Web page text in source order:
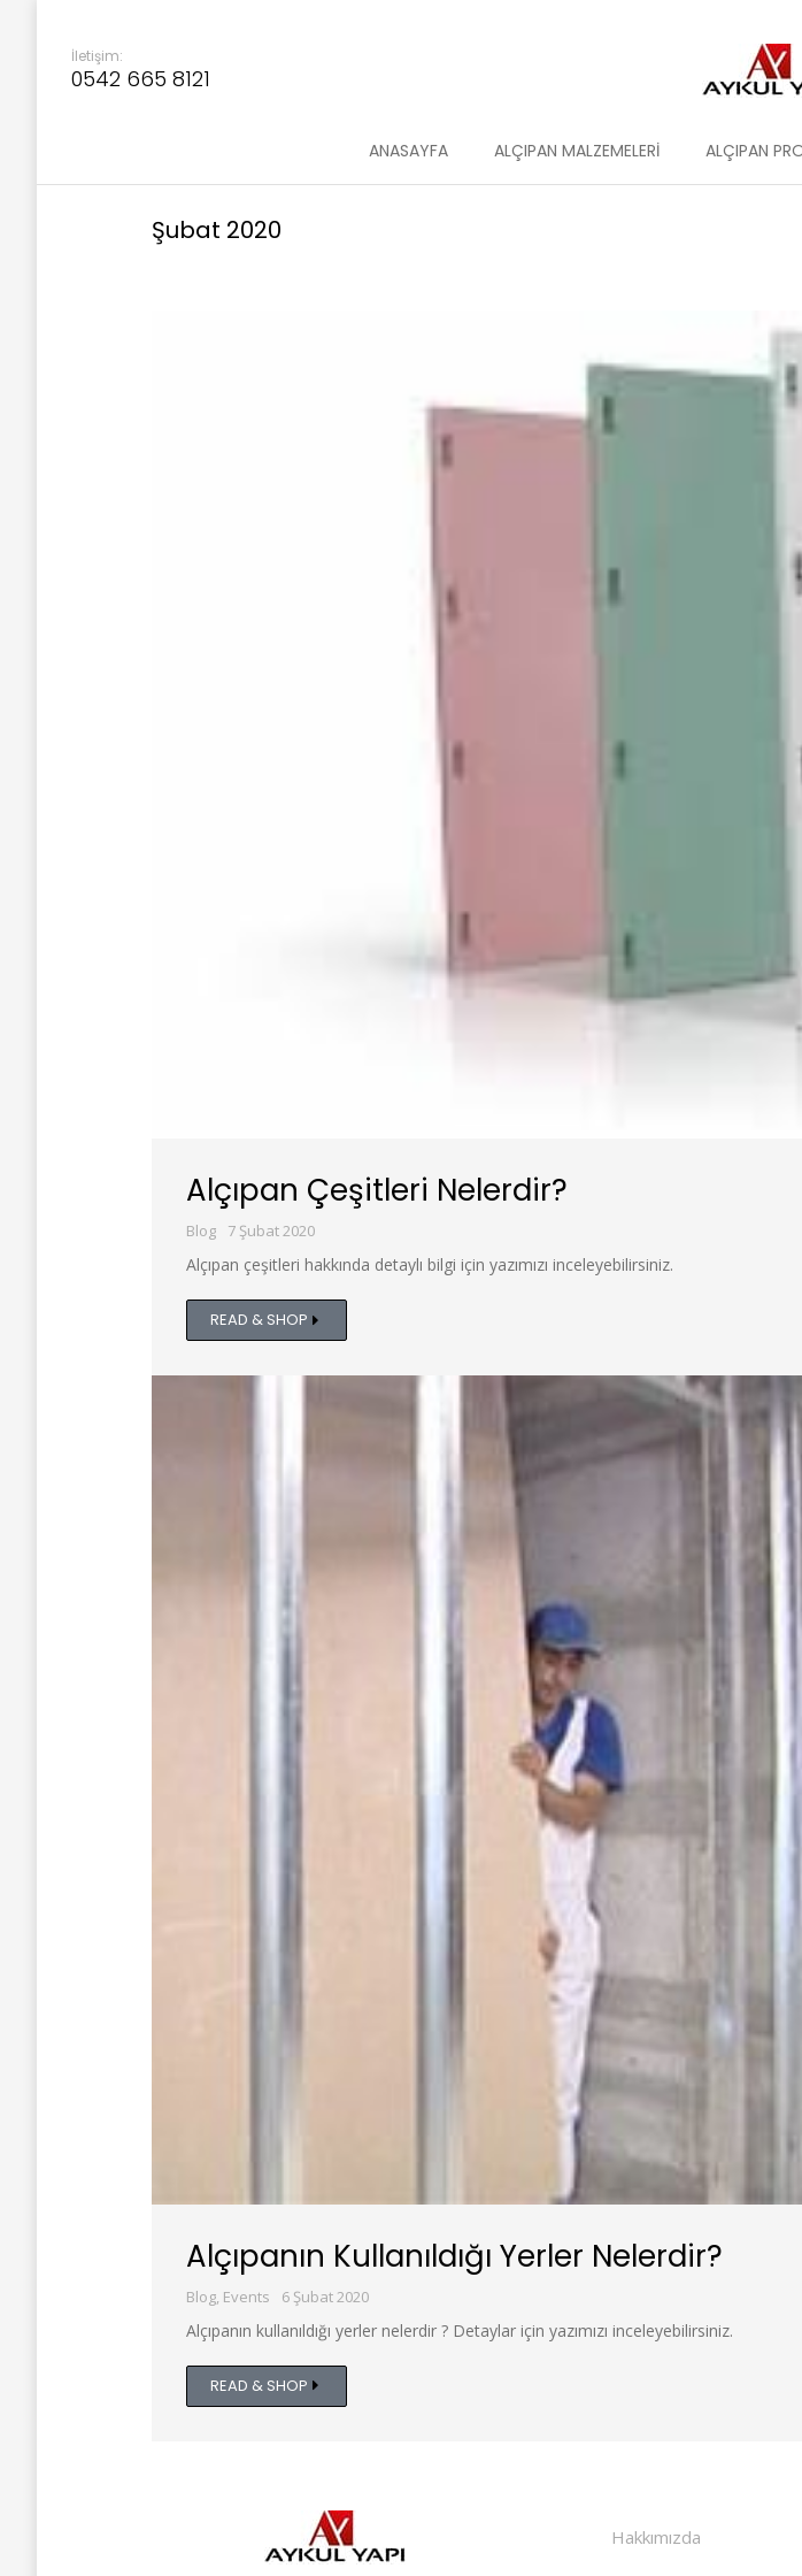
İletişim:
0542 665 8121
ANASAYFA ALÇIPAN MALZEMELERI ALÇIPAN
Şubat 2020
Alçıpan Çeşitleri Nelerdir?
Blog 7 Şubat 2020
Alçıpan çeşitleri hakkında detaylı bilgi için yazımızı inceleyebilirsiniz.
READ & SHOP
Alçıpanın Kullanıldığı Yerler Nelerdir?
Blog, Events 6 Şubat 2020
Alçıpanın kullanıldığı yerler nelerdir ? Detaylar için yazımızı inceleyebilirsiniz.
READ & SHOP
Hakkımızda